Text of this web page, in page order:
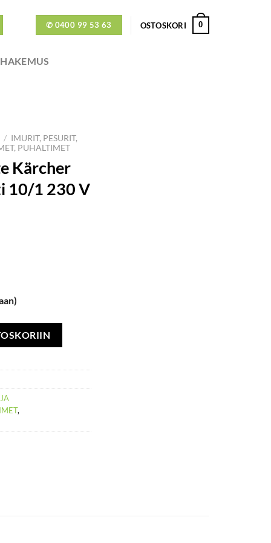
✆ 0400 99 53 63 OSTOSKORI 0
/ IMURIT, PESURIT,
PUHALTIMET
Kärcher
10/1 230 V
Puzzi 10/1 230 V määrä
,